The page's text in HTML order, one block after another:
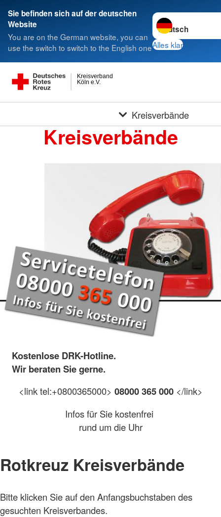
Sie befinden sich auf der deutschen
Website
You are on the German website, you can
use the switch to switch to the English one
Sprache wechseln
Alles klar
Köln e.V.
Kreisverband
Kreisverbände
Kreisverbände
Kostenlose DRK-Hotline.
Wir beraten Sie gerne.
<link tel:+0800365000> 08000 365 000 </link>
Infos für Sie kostenfrei
rund um die Uhr
Rotkreuz Kreisverbände
Bitte klicken Sie auf den Anfangsbuchstaben des
gesuchten Kreisverbandes.